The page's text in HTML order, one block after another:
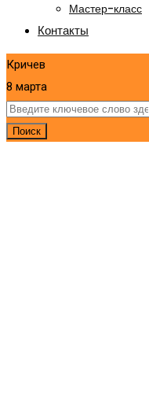
Мастер-класс
Контакты
Кричев
8 марта
Поиск